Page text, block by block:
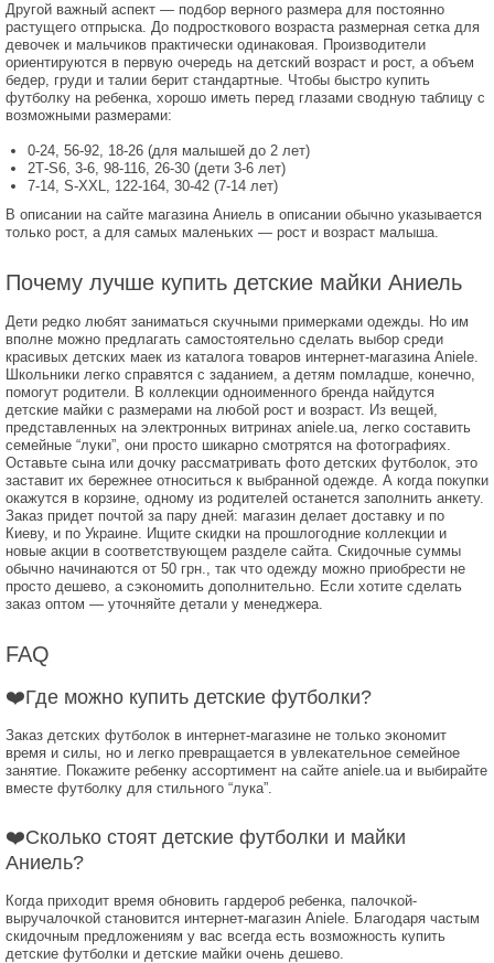
Другой важный аспект — подбор верного размера для постоянно
растущего отпрыска. До подросткового возраста размерная сетка для
девочек и мальчиков практически одинаковая. Производители
ориентируются в первую очередь на детский возраст и рост, а объем
бедер, груди и талии берит стандартные. Чтобы быстро купить
футболку на ребенка, хорошо иметь перед глазами сводную таблицу с
возможными размерами:
0-24, 56-92, 18-26 (для малышей до 2 лет)
2Т-S6, 3-6, 98-116, 26-30 (дети 3-6 лет)
7-14, S-XXL, 122-164, 30-42 (7-14 лет)
В описании на сайте магазина Аниель в описании обычно указывается
только рост, а для самых маленьких — рост и возраст малыша.
Почему лучше купить детские майки Аниель
Дети редко любят заниматься скучными примерками одежды. Но им
вполне можно предлагать самостоятельно сделать выбор среди
красивых детских маек из каталога товаров интернет-магазина Aniele.
Школьники легко справятся с заданием, а детям помладше, конечно,
помогут родители. В коллекции одноименного бренда найдутся
детские майки с размерами на любой рост и возраст. Из вещей,
представленных на электронных витринах aniele.ua, легко составить
семейные “луки”, они просто шикарно смотрятся на фотографиях.
Оставьте сына или дочку рассматривать фото детских футболок, это
заставит их бережнее относиться к выбранной одежде. А когда покупки
окажутся в корзине, одному из родителей останется заполнить анкету.
Заказ придет почтой за пару дней: магазин делает доставку и по
Киеву, и по Украине. Ищите скидки на прошлогодние коллекции и
новые акции в соответствующем разделе сайта. Скидочные суммы
обычно начинаются от 50 грн., так что одежду можно приобрести не
просто дешево, а сэкономить дополнительно. Если хотите сделать
заказ оптом — уточняйте детали у менеджера.
FAQ
❤️Где можно купить детские футболки?
Заказ детских футболок в интернет-магазине не только экономит
время и силы, но и легко превращается в увлекательное семейное
занятие. Покажите ребенку ассортимент на сайте aniele.ua и выбирайте
вместе футболку для стильного “лука”.
❤️Сколько стоят детские футболки и майки
Аниель?
Когда приходит время обновить гардероб ребенка, палочкой-
выручалочкой становится интернет-магазин Aniele. Благодаря частым
скидочным предложениям у вас всегда есть возможность купить
детские футболки и детские майки очень дешево.